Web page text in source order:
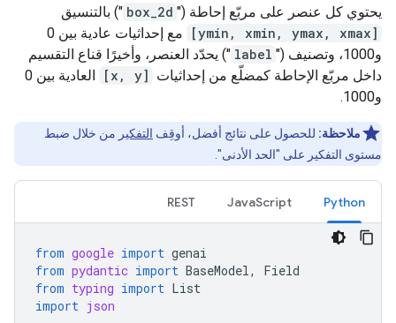
يحتوي كل عنصر على مربّع إحاطة (" box_2d ") بالتنسيق
[ymin, xmin, ymax, xmax]
مع إحداثيات عادية بين 0
و1000، وتصنيف ("
label ") يحدّد العنصر، وأخيرًا قناع التقسيم
داخل مربّع الإحاطة كمضلّع من إحداثيات [x, y]
العادية بين 0
و1000.
ملاحظة: للحصول على نتائج أفضل، أوقِف التفكير من خلال ضبط
مستوى التفكير على "الحد الأدنى".
Python
JavaScript
REST
from google import genai
from pydantic import BaseModel,
Field
from typing import List
import json